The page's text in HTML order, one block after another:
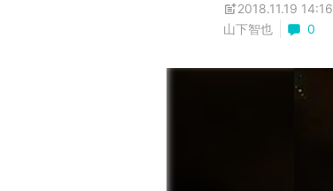
2018.11.19 14:16
山下智也
0